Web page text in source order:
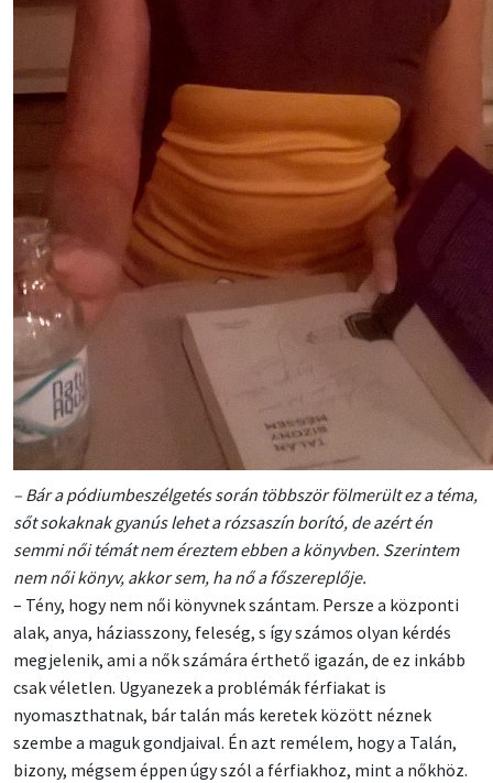
– Bár a pódiumbeszélgetés során többször fölmerült ez a téma,
sőt sokaknak gyanús lehet a rózsaszín borító, de azért én
semmi női témát nem éreztem ebben a könyvben. Szerintem
nem női könyv, akkor sem, ha nő a főszereplője.
– Tény, hogy nem női könyvnek szántam. Persze a központi
alak, anya, háziasszony, feleség, s így számos olyan kérdés
megjelenik, ami a nők számára érthető igazán, de ez inkább
csak véletlen. Ugyanezek a problémák férfiakat is
nyomaszthatnak, bár talán más keretek között néznek
szembe a maguk gondjaival. Én azt remélem, hogy a Talán,
bizony, mégsem éppen úgy szól a férfiakhoz, mint a nőkhöz.